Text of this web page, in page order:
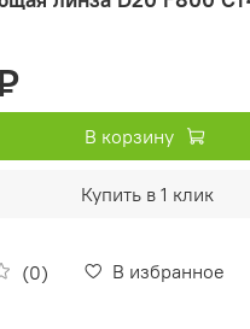
(0) В избранное
В корзину
Купить в 1 клик